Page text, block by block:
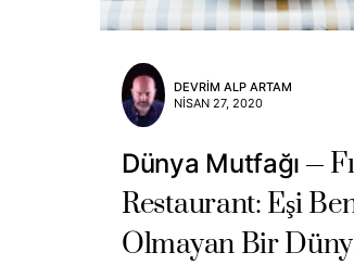
DEVRIM ALP ARTAM
NISAN 27, 2020
Dünya Mutfağı
Restaurant: Eşi
Olmayan Bir